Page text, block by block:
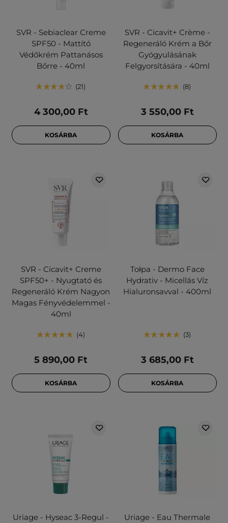
SVR - Sebiaclear Creme
SPF50 - Mattító
Védőkrém Pattanásos
Bőrre - 40ml
21
4 300,00 Ft
KOSÁRBA
SVR - Cicavit+ Crème -
Regeneráló Krém a Bőr
Gyógyulásának
Felgyorsítására - 40ml
8
3 550,00 Ft
KOSÁRBA
SVR - Cicavit+ Creme
SPF50+ - Nyugtató és
Regeneráló Krém Nagyon
Magas Fényvédelemmel -
40ml
4
5 890,00 Ft
KOSÁRBA
Tołpa - Dermo Face
Hydrativ - Micellás Víz
Hialuronsavval - 400ml
3
3 685,00 Ft
KOSÁRBA
Uriage - Hyseac 3-Regul -
Uriage - Eau Thermale